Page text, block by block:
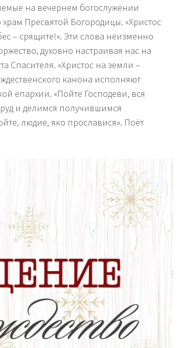
на вечернем богослужении
Пресвятой Богородицы. «Христос
– срящите!». Эти слова неизменно
духовно настраивая нас на
Спасителя. «Христос на земли –
канона исполняют
епархии. «Пойте Господеви, вся
и делимся получившимся
людие, яко прославися». Поёт